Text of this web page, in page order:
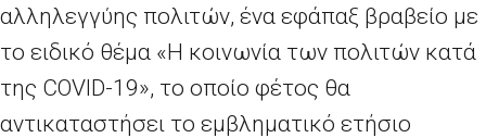
αλληλεγγύης πολιτών, ένα εφάπαξ βραβείο με
το ειδικό θέμα «Η κοινωνία των πολιτών κατά
της COVID-19», το οποίο φέτος θα
αντικαταστήσει το εμβληματικό ετήσιο